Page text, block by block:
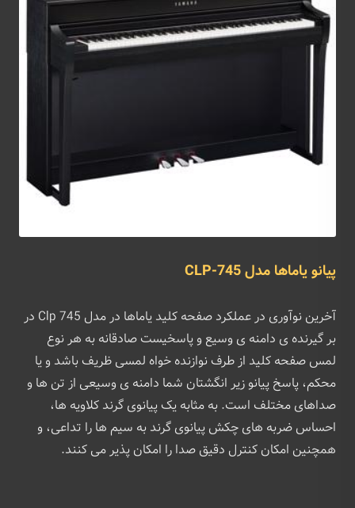
پیانو یاماها مدل CLP-745
آخرین نوآوری در عملکرد صفحه کلید یاماها در مدل Clp 745 در
بر گیرنده ی دامنه ی وسیع و پاسخیست صادقانه به هر نوع
لمس صفحه کلید از طرف نوازنده خواه لمسی ظریف باشد و یا
محکم، پاسخ پیانو زیر انگشتان شما دامنه ی وسیعی از تن ها و
صداهای مختلف است. به مثابه یک پیانوی گرند کلاویه ها،
احساس ضربه های چکش پیانوی گرند به سیم ها را تداعی، و
همچنین امکان کنترل دقیق صدا را امکان پذیر می کنند.